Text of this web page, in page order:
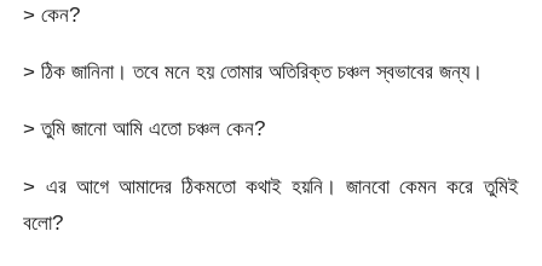
> কেন?
> ঠিক জানিনা। তবে মনে হয় তোমার অতিরিক্ত চঞ্চল স্বভাবের জন্য।
> তুমি জানো আমি এতো চঞ্চল কেন?
> এর আগে আমাদের ঠিকমতো কথাই হয়নি। জানবো কেমন করে তুমিই
বলো?